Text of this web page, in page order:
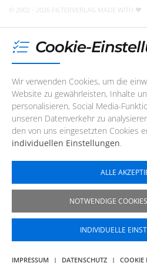
© 2002 - 2026 FILTERVERLAG MADE WITH
Cookie-
Wir verwenden Cookies, um die
Website zu gewährleisten, Inhalte
personalisieren, Social Media-
unseren Datenverkehr zu
den von uns eingesetzten Cookies
individuellen Einstellungen.
ALLE
NOTWENDIGE
IMPRESSUM | DATENSCHUTZ | COOKIE
INDIVIDUELLE